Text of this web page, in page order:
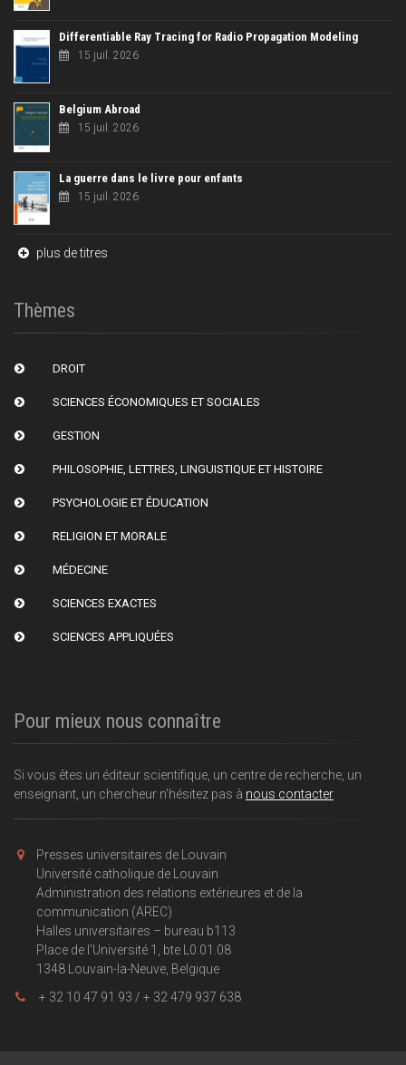
Differentiable Ray Tracing for Radio Propagation Modeling
15 juil. 2026
Belgium Abroad
15 juil. 2026
La guerre dans le livre pour enfants
15 juil. 2026
plus de titres
Thèmes
DROIT
SCIENCES ÉCONOMIQUES ET SOCIALES
GESTION
PHILOSOPHIE, LETTRES, LINGUISTIQUE ET HISTOIRE
PSYCHOLOGIE ET ÉDUCATION
RELIGION ET MORALE
MÉDECINE
SCIENCES EXACTES
SCIENCES APPLIQUÉES
Pour mieux nous connaître
Si vous êtes un éditeur scientifique, un centre de recherche, un
enseignant, un chercheur n'hésitez pas à nous contacter
Presses universitaires de Louvain
Université catholique de Louvain
Administration des relations extérieures et de la
communication (AREC)
Halles universitaires – bureau b113
Place de l'Université 1, bte L0.01.08
1348 Louvain-la-Neuve, Belgique
+ 32 10 47 91 93 / + 32 479 937 638